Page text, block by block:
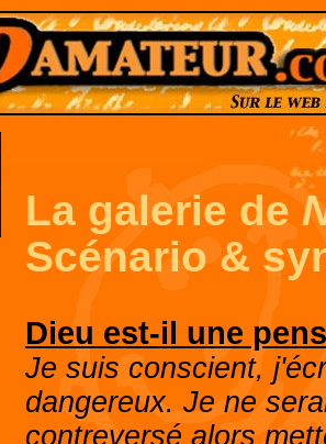
La galerie de
Scénario &
Dieu est-il une
Je suis conscient,
dangereux. Je ne
contreversé alors